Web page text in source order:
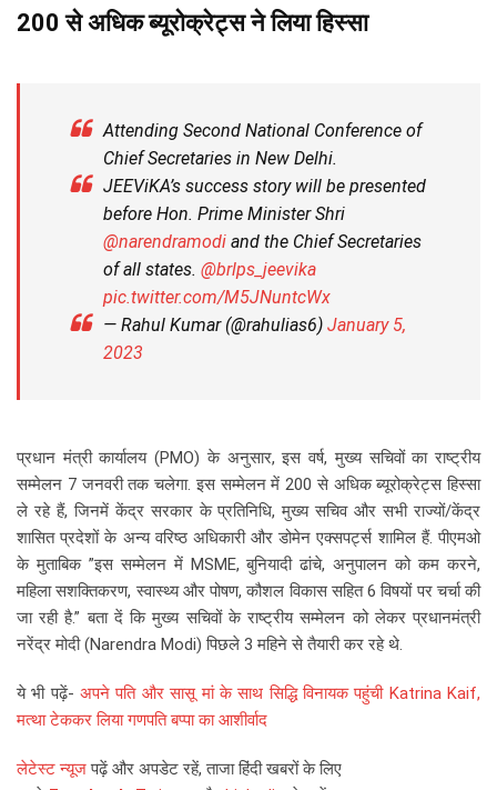
200 से अधिक ब्‍यूरोक्रेट्स ने लिया हिस्‍सा
Attending Second National Conference of
Chief Secretaries in New Delhi.
JEEViKA’s success story will be presented
before Hon. Prime Minister Shri
@narendramodi and the Chief Secretaries
of all states. @brlps_jeevika
pic.twitter.com/M5JNuntcWx
— Rahul Kumar (@rahulias6) January 5,
2023
प्रधान मंत्री कार्यालय (PMO) के अनुसार, इस वर्ष, मुख्य सचिवों का राष्ट्रीय
सम्मेलन 7 जनवरी तक चलेगा. इस सम्‍मेलन में 200 से अधिक ब्‍यूरोक्रेट्स हिस्‍सा
ले रहे हैं, जिनमें केंद्र सरकार के प्रतिनिधि, मुख्य सचिव और सभी राज्यों/केंद्र
शासित प्रदेशों के अन्य वरिष्ठ अधिकारी और डोमेन एक्‍सपर्ट्स शामिल हैं. पीएमओ
के मुताबिक ”इस सम्मेलन में MSME, बुनियादी ढांचे, अनुपालन को कम करने,
महिला सशक्तिकरण, स्वास्थ्य और पोषण, कौशल विकास सहित 6 विषयों पर चर्चा की
जा रही है.” बता दें कि मुख्य सचिवों के राष्ट्रीय सम्मेलन को लेकर प्रधानमंत्री
नरेंद्र मोदी (Narendra Modi) पिछले 3 महिने से तैयारी कर रहे थे.
ये भी पढ़ें- अपने पति और सासू मां के साथ सिद्धि विनायक पहुंची Katrina Kaif,
मत्था टेककर लिया गणपति बप्पा का आशीर्वाद
लेटेस्ट न्यूजपढ़ें और अपडेट रहें, ताजा हिंदी खबरों के लिए